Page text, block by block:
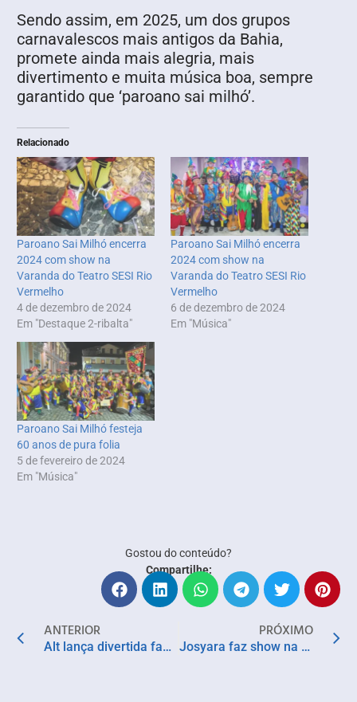
Sendo assim, em 2025, um dos grupos
carnavalescos mais antigos da Bahia,
promete ainda mais alegria, mais
divertimento e muita música boa, sempre
garantido que ‘paroano sai milhó’.
Relacionado
Paroano Sai Milhó encerra
2024 com show na
Varanda do Teatro SESI Rio
Vermelho
4 de dezembro de 2024
Em "Destaque 2-ribalta"
Paroano Sai Milhó encerra
2024 com show na
Varanda do Teatro SESI Rio
Vermelho
6 de dezembro de 2024
Em "Música"
Paroano Sai Milhó festeja
60 anos de pura folia
5 de fevereiro de 2024
Em "Música"
Gostou do conteúdo?
Compartilhe:
ANTERIOR
Alt lança divertida fantasia romântica viral do TikTok que mistura contos de fadas e ambiente corporativo
PRÓXIMO
Josyara faz show na Casa da Mãe nesta sexta